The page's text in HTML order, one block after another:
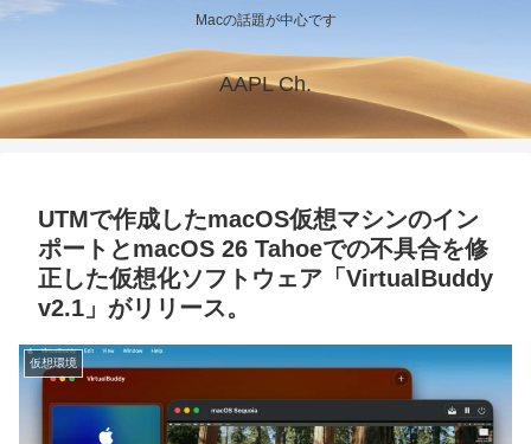
Macの話題が中心です
AAPL Ch.
UTMで作成したmacOS仮想マシンのイン
ポートとmacOS 26 Tahoeでの不具合を修
正した仮想化ソフトウェア「VirtualBuddy
v2.1」がリリース。
仮想環境